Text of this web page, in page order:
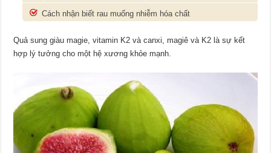
Cách nhận biết rau muống nhiễm hóa chất
Quả sung giàu magie, vitamin K2 và canxi, magiê và K2 là sự kết
hợp lý tưởng cho một hệ xương khỏe mạnh.